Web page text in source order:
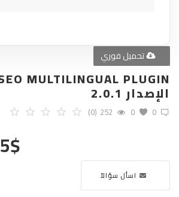
تحميل فوري
الإصدار 2.0.1
0
(0) 0
252
5$
اسأل سؤالاً